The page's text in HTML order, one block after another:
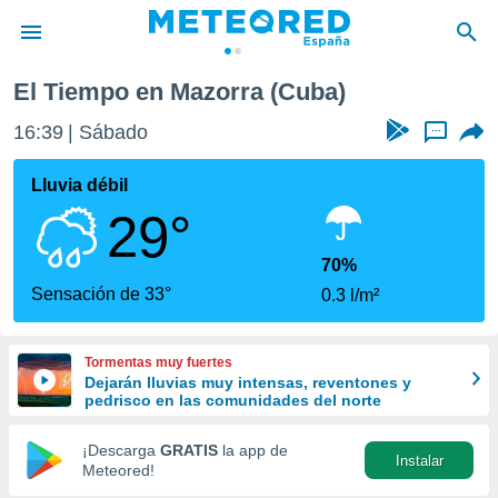
de
por
se
calidad.
a este
las
y
forma
digital
basada
El Tiempo en Mazorra (Cuba)
16:39 Sábado ...
Lluvia débil
29°
Sensación de 33°
70%
0.3 l/m²
Tormentas muy fuertes
Dejarán lluvias muy intensas, reventones y
pedrisco en las comunidades del norte
¡Descarga GRATIS la app de
Meteored!
Instalar